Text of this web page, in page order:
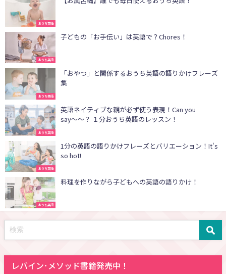
おうち英語
おうち英語
子どもの「お手伝い」は英語で？Chores！
おうち英語
「おやつ」と関係するおうち英語の語りかけフレーズ
集
おうち英語
英語ネイティブな親が必ず使う表現！Can you
say〜〜？ １分おうち英語のレッスン！
おうち英語
1分の英語の語りかけフレーズとバリエーション！It's
so hot!
おうち英語
料理を作りながら子どもへの英語の語りかけ！
レバイン･メソッド書籍発売中！